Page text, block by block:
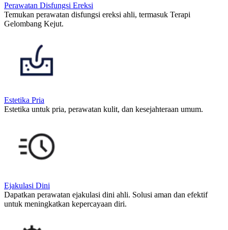
Perawatan Disfungsi Ereksi
Temukan perawatan disfungsi ereksi ahli, termasuk Terapi
Gelombang Kejut.
Estetika Pria
Estetika untuk pria, perawatan kulit, dan kesejahteraan umum.
Ejakulasi Dini
Dapatkan perawatan ejakulasi dini ahli. Solusi aman dan efektif
untuk meningkatkan kepercayaan diri.